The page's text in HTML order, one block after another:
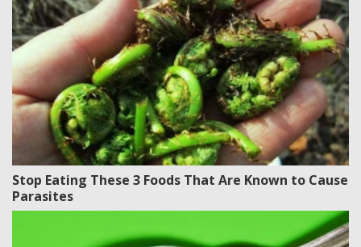
Stop Eating These 3 Foods That Are Known to Cause
Parasites